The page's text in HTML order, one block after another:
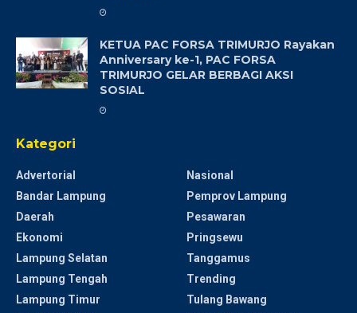
KETUA PAC FORSA TRIMURJO Rayakan
Anniversary ke-1, PAC FORSA
TRIMURJO GELAR BERBAGI AKSI
SOSIAL
Kategori
Advertorial
Bandar Lampung
Daerah
Ekonomi
Lampung Selatan
Lampung Tengah
Lampung Timur
Nasional
Pemprov Lampung
Pesawaran
Pringsewu
Tanggamus
Trending
Tulang Bawang